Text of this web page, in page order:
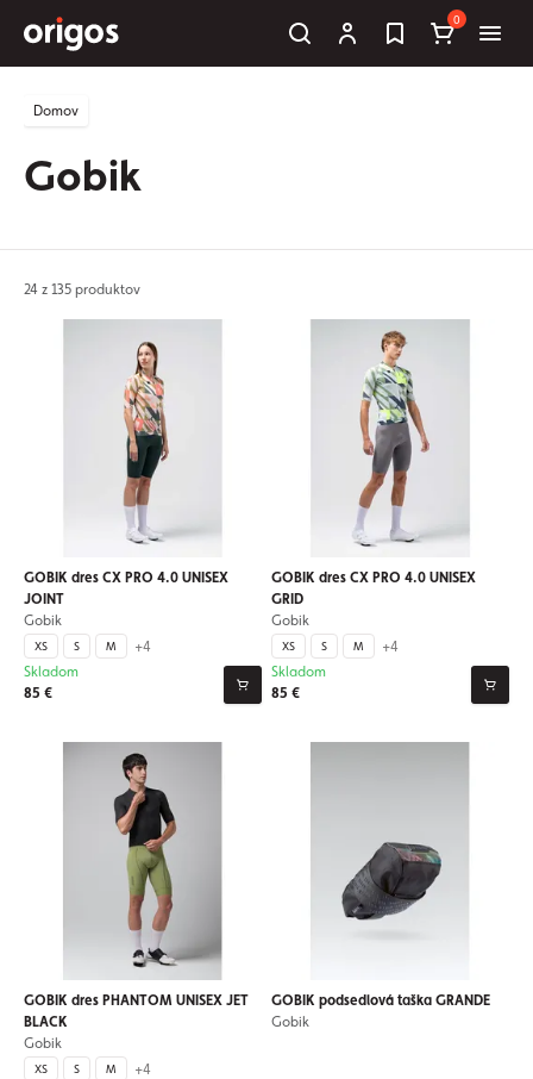
0
Domov
Gobik
24 z 135 produktov
GOBIK dres CX PRO 4.0 UNISEX
JOINT
Gobik
XS S M +4
85 €
Skladom
GOBIK dres CX PRO 4.0 UNISEX
GRID
Gobik
XS S M +4
85 €
Skladom
GOBIK dres PHANTOM UNISEX JET
BLACK
Gobik
XS S M +4
GOBIK podsedlová taška GRANDE
Gobik